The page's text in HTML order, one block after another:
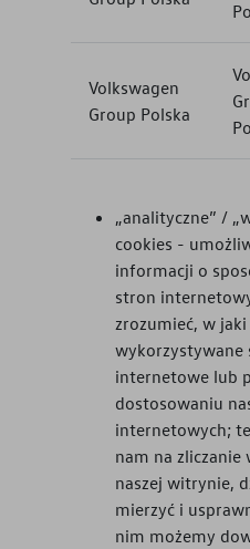
Volkswagen
Group Polska
„analityczne” /
cookies -
informacji o
stron
zrozumieć, w
wykorzystywane
internetowe lub
dostosowaniu
internetowych;
nam na zliczanie
naszej witrynie,
mierzyć i
nim możemy